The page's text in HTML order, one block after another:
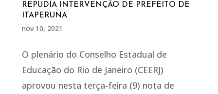
REPUDIA INTERVENÇÃO DE PREFEITO DE
ITAPERUNA
nov 10, 2021
O plenário do Conselho Estadual de
Educação do Rio de Janeiro (CEERJ)
aprovou nesta terça-feira (9) nota de